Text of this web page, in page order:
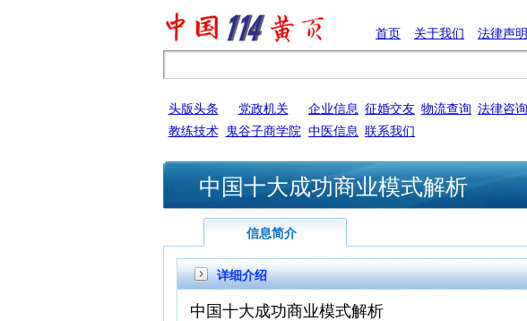
首页 关于我们 法律声明
头版头条 党政机关 企业信息 征婚交友 物流查询 法律咨询
教练技术
鬼谷子商学院 中医信息 联系我们
中国十大成功商业模式解析
信息简介
详细介绍
中国十大成功商业模式解析